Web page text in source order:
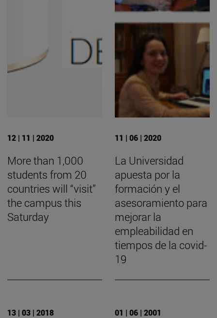
12 | 11 | 2020
More than 1,000
students from 20
countries will “visit”
the campus this
Saturday
11 | 06 | 2020
La Universidad
apuesta por la
formación y el
asesoramiento para
mejorar la
empleabilidad en
tiempos de la covid-
19
13 | 03 | 2018 01 | 06 | 2001